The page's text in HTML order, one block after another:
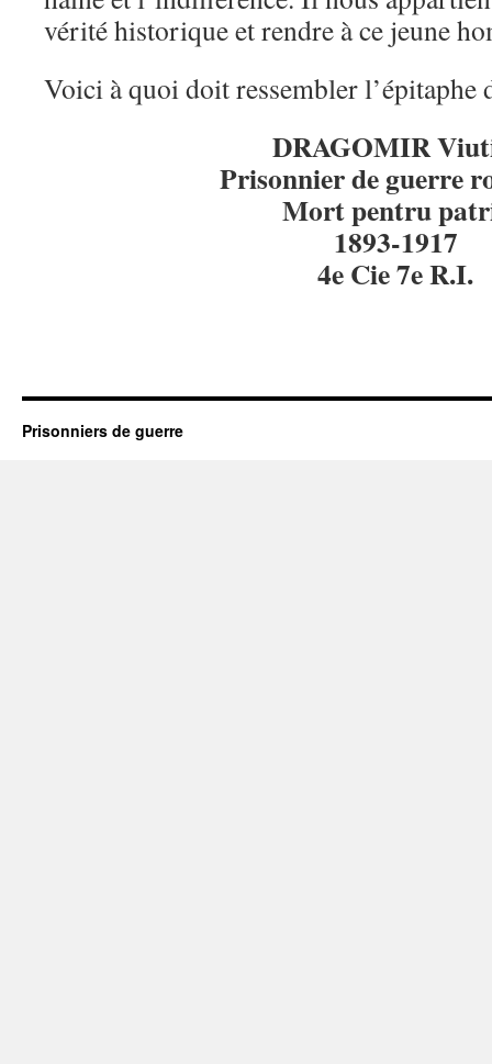
vérité historique et rendre à ce jeune
Voici à quoi doit ressembler l’épitaphe
DRAGOMIR
Prisonnier de guerre
Mort pentru
1893-1917
4e Cie 7e R.I.
Prisonniers de guerre